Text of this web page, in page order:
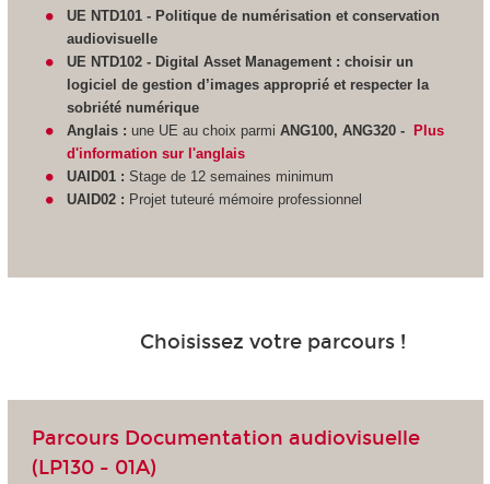
UE NTD101 - Politique de numérisation et conservation
audiovisuelle
UE NTD102 - Digital Asset Management : choisir un
logiciel de gestion d’images approprié et respecter la
sobriété numérique
Anglais : une UE au choix parmiANG100, ANG320 -
Plus
d'information sur l'anglais
UAID01 :Stage de 12 semaines minimum
UAID02 : Projet tuteuré mémoire professionnel
Choisissez votre parcours !
Parcours Documentation audiovisuelle
(LP130 - 01A)